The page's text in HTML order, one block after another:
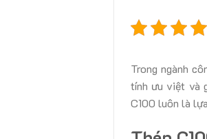
Trong ngành
tính ưu việt và
C100 luôn là